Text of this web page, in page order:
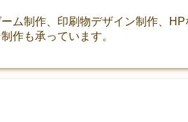
ム制作、印刷物デザイン制作、
作も承っています。